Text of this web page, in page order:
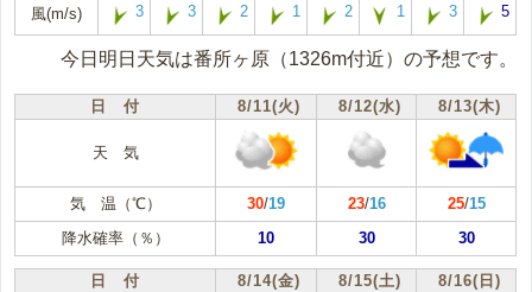
風(m/s) 3 3 2 1 2 1 3 5
今日明日天気は番所ヶ原（1326m付近）の予想です。
日 付 8/11(火) 8/12(水) 8/13(木)
天 気
気 温（℃） 30/19 23/16 25/15
降水確率（％）
10 30 30
日 付 8/14(金) 8/15(土) 8/16(日)